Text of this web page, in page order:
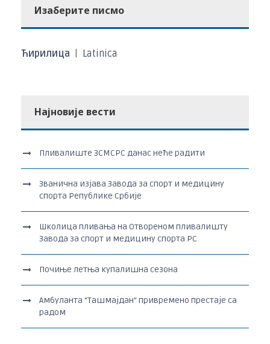
Изаберите писмо
Ћирилица Latinica
Најновије вести
Пливалиште ЗСМСРС данас неће радити
Званична изјава Завода за спорт и медицину
спорта Републике Србије
Школица пливања на Отвореном пливалишту
Завода за спорт и медицину спорта РС
Почиње летња купалишна сезона
Амбуланта “Ташмајдан“ привремено престаје са
радом